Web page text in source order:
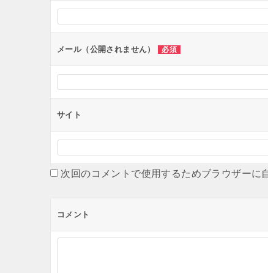
ョ
ン
メール（公開されません） 必須
サイト
次回のコメントで使用するためブラウザーに
コメント